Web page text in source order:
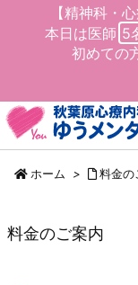
【精神科・
本日は医師 5
初めての
ホーム > 料金の
料金のご案内